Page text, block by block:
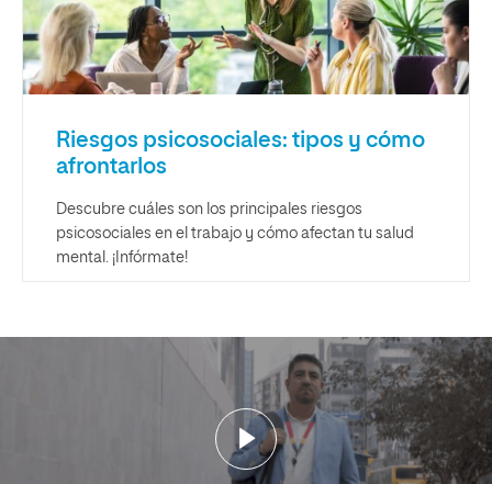
Riesgos psicosociales: tipos y cómo
afrontarlos
Descubre cuáles son los principales riesgos
psicosociales en el trabajo y cómo afectan tu salud
mental. ¡Infórmate!